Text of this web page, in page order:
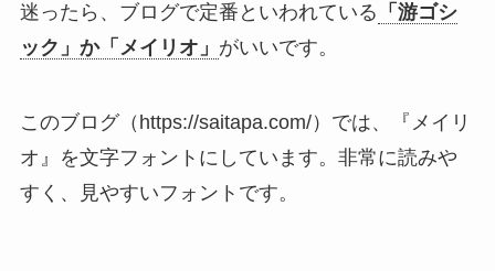
迷ったら、ブログで定番といわれている 「游ゴシ
ック」か「メイリオ」 がいいです。
このブログ（https://saitapa.com/）では、『メイリ
オ』を文字フォントにしています。非常に読みや
すく、見やすいフォントです。